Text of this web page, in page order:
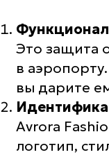
Это защита
в
вы дарите
Avrora
логотип,